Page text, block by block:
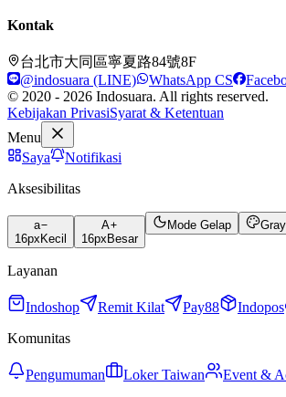
Kontak
台北市大同區寧夏路84號8F
@indosuara (LINE)
WhatsApp CS
© 2020 - 2026 Indosuara. All rights reserved.
Kebijakan PrivasiSyarat & Ketentuan
Menu
Saya
Notifikasi
Aksesibilitas
a
16px Kecil
A
16px Besar
Mode Gelap
Layanan
Indoshop Remit Kilat Pay88 Indopos
Komunitas
Pengumuman Loker Taiwan Event &